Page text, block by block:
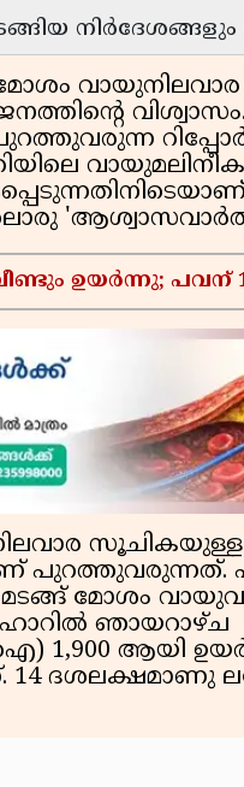
നിര്‍ദേശങ്ങളും
ഉയർന്നു; പവന്
സൂചികയുള്ള
പുറത്തുവരുന്നത്.
മോശം
ഞായറാഴ്ച
1,900 ആയി
14 ദശലക്ഷമാണു